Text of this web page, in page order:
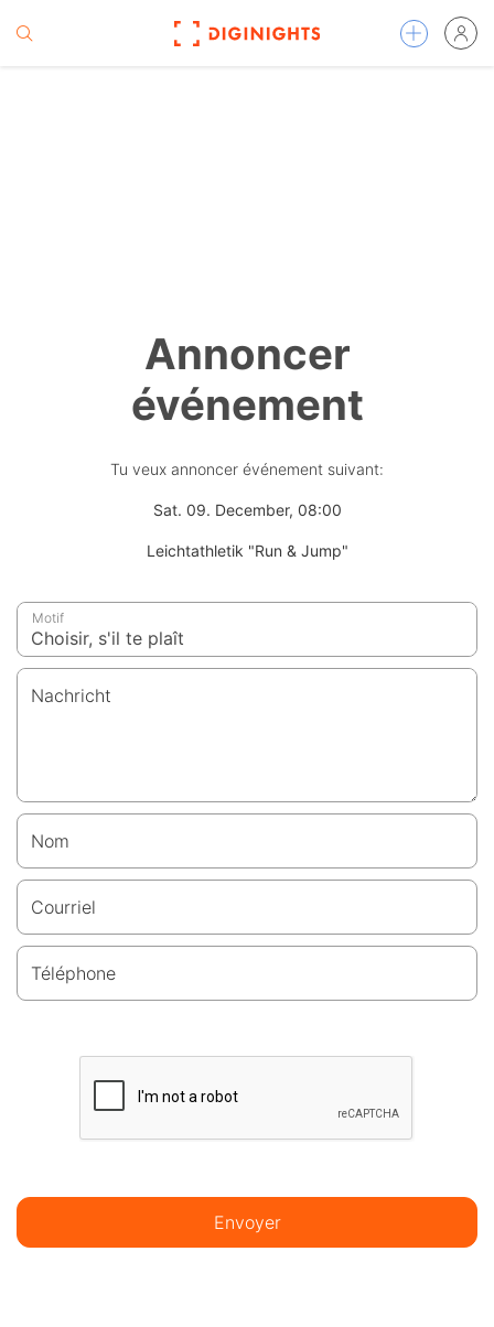
Annoncer
événement
Tu veux annoncer événement suivant:
Sat. 09. December, 08:00
Leichtathletik "Run & Jump"
Motif
Nachricht
Nom
Courriel
Téléphone
Envoyer